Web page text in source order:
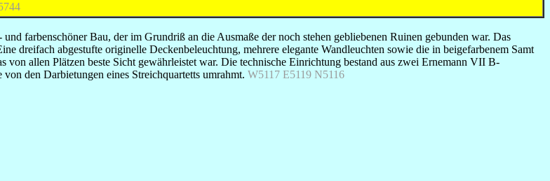
farbenschöner Bau, der im Grundriß an die Ausmaße der noch stehen gebliebenen Ruinen gebunden war. Das
dreifach abgestufte originelle Deckenbeleuchtung, mehrere elegante Wandleuchten sowie die in beigefarbenem Samt
allen Plätzen beste Sicht gewährleistet war. Die technische Einrichtung bestand aus zwei Ernemann VII B-
den Darbietungen eines Streichquartetts umrahmt. W5117 E5119 N5116